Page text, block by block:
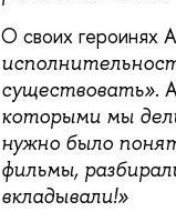
О своих героинях
существовать».
которыми мы
нужно было
фильмы,
вкладывали!»